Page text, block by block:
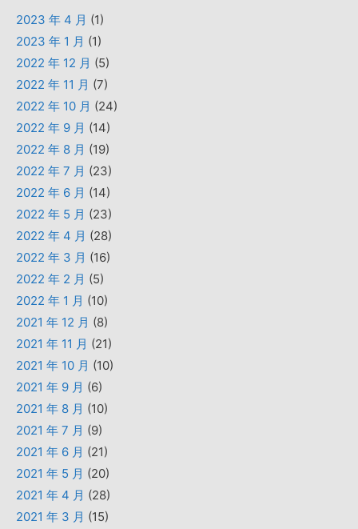
2023 年 4 月 (1)
2023 年 1 月 (1)
2022 年 12 月 (5)
2022 年 11 月 (7)
2022 年 10 月 (24)
2022 年 9 月 (14)
2022 年 8 月 (19)
2022 年 7 月 (23)
2022 年 6 月 (14)
2022 年 5 月 (23)
2022 年 4 月 (28)
2022 年 3 月 (16)
2022 年 2 月 (5)
2022 年 1 月 (10)
2021 年 12 月 (8)
2021 年 11 月 (21)
2021 年 10 月 (10)
2021 年 9 月 (6)
2021 年 8 月 (10)
2021 年 7 月 (9)
2021 年 6 月 (21)
2021 年 5 月 (20)
2021 年 4 月 (28)
2021 年 3 月 (15)